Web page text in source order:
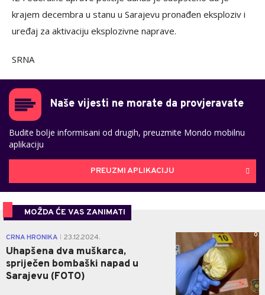
krajem decembra u stanu u Sarajevu pronađen eksploziv i
uređaj za aktivaciju eksplozivne naprave.
SRNA
Naše vijesti ne morate da provjeravate
Budite bolje informisani od drugih, preuzmite Mondo mobilnu
aplikaciju
PREUZMI APLIKACIJU
MOŽDA ĆE VAS ZANIMATI
CRNA HRONIKA 23.12.2024.
Uhapšena dva muškarca,
spriječen bombaški napad u
Sarajevu (FOTO)
0